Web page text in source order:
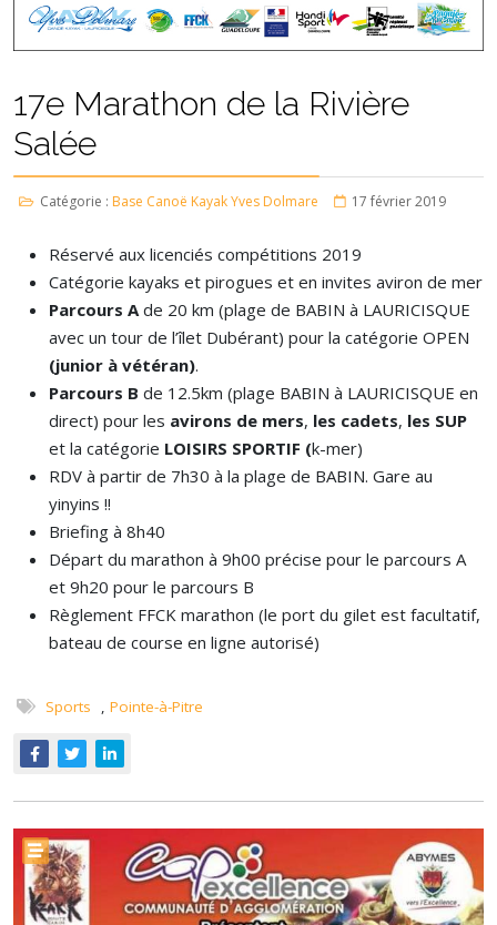
17e Marathon de la Rivière
Salée
Catégorie : Base Canoë Kayak Yves Dolmare 17 février 2019
Réservé aux licenciés compétitions 2019
Catégorie kayaks et pirogues et en invites aviron de mer
Parcours Ade 20 km (plage de BABIN à LAURICISQUE
avec un tour de l’îlet Dubérant) pour la catégorie OPEN
(junior à vétéran).
Parcours B de 12.5km (plage BABIN à LAURICISQUE en
direct) pour les avirons de mers, les cadets, les SUP
et la catégorie LOISIRS SPORTIF (k-mer)
RDV à partir de 7h30 à la plage de BABIN. Gare au
yinyins !!
Briefing à 8h40
Départ du marathon à 9h00 précise pour le parcours A
et 9h20 pour le parcours B
Règlement FFCK marathon (le port du gilet est facultatif,
bateau de course en ligne autorisé)
Sports , Pointe-à-Pitre